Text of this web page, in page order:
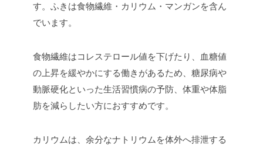
す。ふきは食物繊維・カリウム・マンガンを含ん
でいます。
食物繊維はコレステロール値を下げたり、血糖値
の上昇を緩やかにする働きがあるため、糖尿病や
動脈硬化といった生活習慣病の予防、体重や体脂
肪を減らしたい方におすすめです。
カリウムは、余分なナトリウムを体外へ排泄する